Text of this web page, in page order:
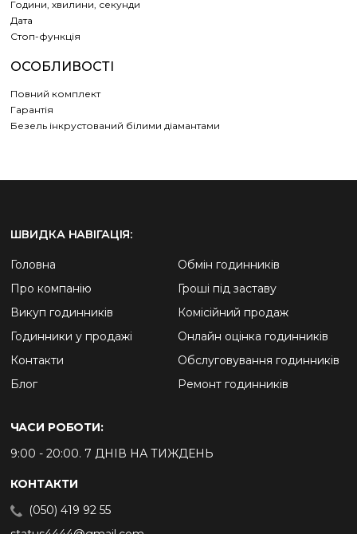
Години, хвилини, секунди
Дата
Cтоп-функція
ОСОБЛИВОСТІ
Повний комплект
Гарантія
Безель інкрустований білими діамантами
ШВИДКА НАВІГАЦІЯ:
Головна
Про компанію
Викуп годинників
Годинники у продажі
Контакти
Блог
Обмін годинників
Гроші під заставу
Комісійний продаж
Онлайн оцінка годинників
Обслуговування годинників
Ремонт годинників
ЧАСИ РОБОТИ:
9:00 - 20:00. 7 ДНІВ НА ТИЖДЕНЬ
КОНТАКТИ
(050) 419 92 55